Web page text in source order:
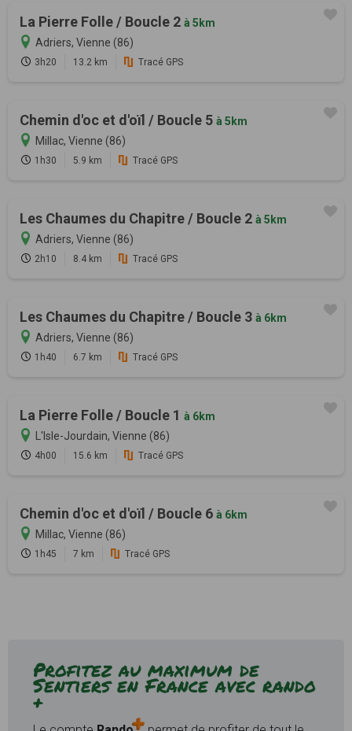
La Pierre Folle / Boucle 2 à 5km
Adriers, Vienne (86)
3h20 13.2 km Tracé GPS
Chemin d'oc et d'oïl / Boucle 5 à 5km
Millac, Vienne (86)
1h30 5.9 km Tracé GPS
Les Chaumes du Chapitre / Boucle 2 à 5km
Adriers, Vienne (86)
2h10 8.4 km Tracé GPS
Les Chaumes du Chapitre / Boucle 3 à 6km
Adriers, Vienne (86)
1h40 6.7 km Tracé GPS
La Pierre Folle / Boucle 1 à 6km
L'Isle-Jourdain, Vienne (86)
4h00 15.6 km Tracé GPS
Chemin d'oc et d'oïl / Boucle 6 à 6km
Millac, Vienne (86)
1h45 7 km Tracé GPS
Profitez au maximum de
Sentiers en France avec rando
+